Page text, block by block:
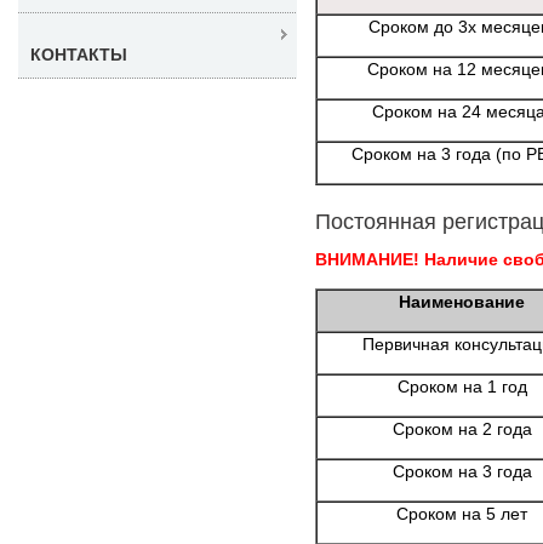
Сроком до 3х
Сроком на 12
Сроком на 24
Сроком на 3 года (по
Постоянная
ВНИМАНИЕ! Наличие
Наименование
Первичная
Сроком на 1 год
Сроком на 2 года
Сроком на 3 года
Сроком на 5 лет
КОНТАКТЫ